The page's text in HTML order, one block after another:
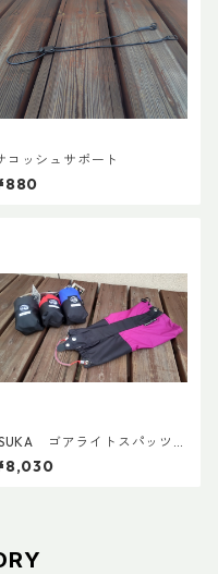
コッシュサポート
ゴアライトスパッツカ
タム STD